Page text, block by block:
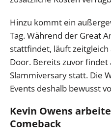
Hinzu kommt ein
Tag. Während der Great
stattfindet, läuft zeitgleich
Door. Bereits zuvor
Slammiversary statt. Die
Events deshalb bewusst
Kevin Owens
Comeback